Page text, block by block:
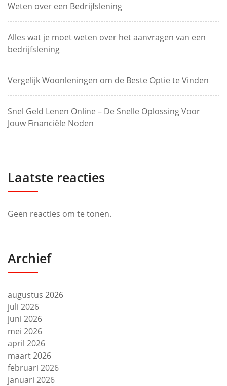
Weten over een Bedrijfslening
Alles wat je moet weten over het aanvragen van een
bedrijfslening
Vergelijk Woonleningen om de Beste Optie te Vinden
Snel Geld Lenen Online – De Snelle Oplossing Voor
Jouw Financiële Noden
Laatste reacties
Geen reacties om te tonen.
Archief
augustus 2026
juli 2026
juni 2026
mei 2026
april 2026
maart 2026
februari 2026
januari 2026